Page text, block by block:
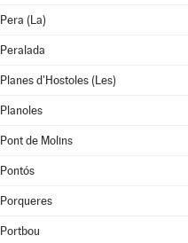
Pera (La)
Peralada
Planes d'Hostoles (Les)
Planoles
Pont de Molins
Pontós
Porqueres
Portbou